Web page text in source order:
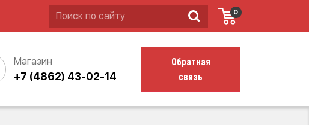
0
Магазин
+7 (4862) 43-02-14
Обратная
связь